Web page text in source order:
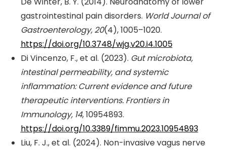
gastrointestinal pain disorders. World Journal of
Gastroenterology, 20(4), 1005–1020.
https://doi.org/10.3748/wjg.v20.i4.1005
Di Vincenzo, F., et al. (2023). Gut microbiota,
intestinal permeability, and systemic
inflammation: Current evidence and future
therapeutic interventions. Frontiers in
Immunology, 14, 10954893.
https://doi.org/10.3389/fimmu.2023.10954893
Liu, F. J., et al. (2024). Non-invasive vagus nerve